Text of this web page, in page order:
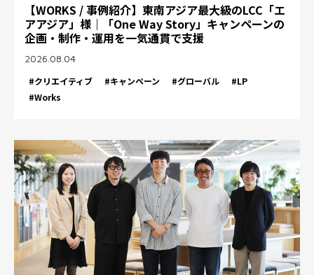
【WORKS / 事例紹介】東南アジア最大級のLCC「エ
アアジア」様｜「One Way Story」キャンペーンの
企画・制作・運用を一気通貫で支援
2026.08.04
#クリエイティブ
#キャンペーン #グローバル
#LP
#Works